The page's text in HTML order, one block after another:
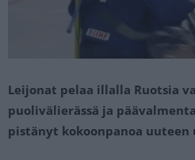
Leijonat pelaa illalla Ruotsia
puolivälierässä ja
pistänyt kokoonpanoa uuteen